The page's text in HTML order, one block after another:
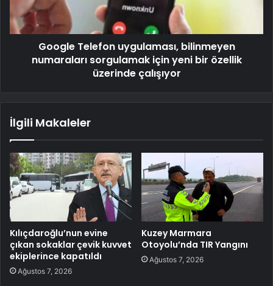
Google Telefon uygulaması, bilinmeyen
numaraları sorgulamak için yeni bir özellik
üzerinde çalışıyor
İlgili Makaleler
Kılıçdaroğlu’nun evine
çıkan sokaklar çevik kuvvet
ekiplerince kapatıldı
Ağustos 7, 2026
Kuzey Marmara
Otoyolu’nda TIR Yangını
Ağustos 7, 2026